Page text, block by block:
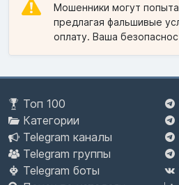
Мошенники могут
предлагая фальшивые
оплату. Ваша
Топ 100
Категории
Telegram каналы
Telegram группы
Telegram боты